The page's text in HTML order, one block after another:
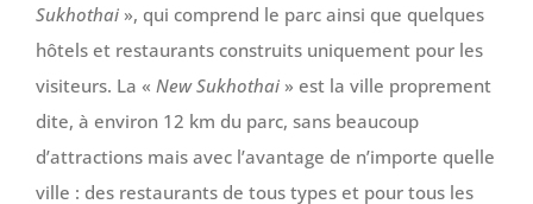
Sukhothai », qui comprend le parc ainsi que quelques
hôtels et restaurants construits uniquement pour les
visiteurs. La « New Sukhothai » est la ville proprement
dite, à environ 12 km du parc, sans beaucoup
d’attractions mais avec l’avantage de n’importe quelle
ville : des restaurants de tous types et pour tous les